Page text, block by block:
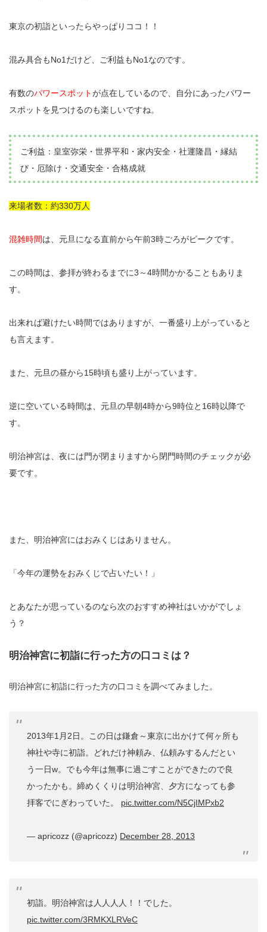
東京の初詣といったらやっぱりココ！！
混み具合もNo1だけど、ご利益もNo1なのです。
有数のパワースポットが点在しているので、自分にあったパワー
スポットを見つけるのも楽しいですね。
ご利益：皇室弥栄・世界平和・家内安全・社運隆昌・縁結
び・厄除け・交通安全・合格成就
来場者数：約330万人
混雑時間は、元旦になる直前から午前3時ごろがピークです。
この時間は、参拝が終わるまでに3～4時間かかることもありま
す。
出来れば避けたい時間ではありますが、一番盛り上がっていると
も言えます。
また、元旦の昼から15時頃も盛り上がっています。
逆に空いている時間は、元旦の早朝4時から9時位と16時以降で
す。
明治神宮は、夜には門が閉まりますから閉門時間のチェックが必
要です。
また、明治神宮にはおみくじはありません。
「今年の運勢をおみくじで占いたい！」
とあなたが思っているのなら次のおすすめ神社はいかがでしょ
う？
明治神宮に初詣に行った方の口コミは？
明治神宮に初詣に行った方の口コミを調べてみました。
2013年1月2日。この日は鎌倉～東京に出かけて何ヶ所も
神社や寺に初詣。どれだけ神頼み、仏頼みするんだとい
う一日w。でも今年は無事に過ごすことができたので良
かったかも。締めくくりは明治神宮、夕方になっても参
拝客でにぎわっていた。 pic.twitter.com/N5CjIMPxb2
— apricozz (@apricozz) December 28, 2013
初詣。明治神宮は人人人人！！でした。
pic.twitter.com/3RMKXLRVeC